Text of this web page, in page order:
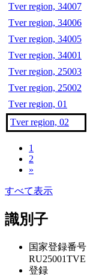
Tver region, 34007
Tver region, 34006
Tver region, 34005
Tver region, 34001
Tver region, 25003
Tver region, 25002
Tver region, 01
Tver region, 02
1
2
»
すべて表示
識別子
国家登録番号
RU25001TVE
登録